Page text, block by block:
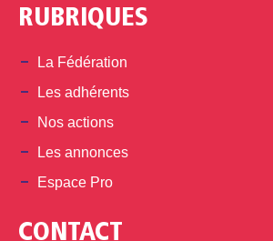
RUBRIQUES
La Fédération
Les adhérents
Nos actions
Les annonces
Espace Pro
CONTACT